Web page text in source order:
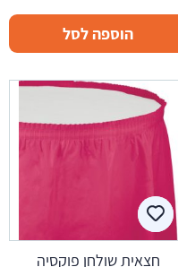
הוספה לסל
חצאית שולחן פוקסיה